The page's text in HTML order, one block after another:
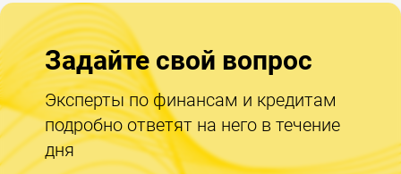
Задайте свой вопрос
Эксперты по финансам и кредитам
подробно ответят на него в течение
дня